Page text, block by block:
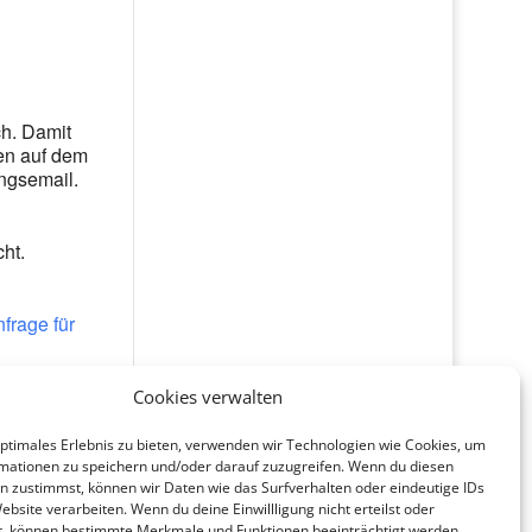
Cookies verwalten
Erlebnis zu bieten, verwenden wir Technologien wie Cookies, um
zu speichern und/oder darauf zuzugreifen. Wenn du diesen
zustimmst, können wir Daten wie das Surfverhalten oder eindeutige IDs
verarbeiten. Wenn du deine Einwillligung nicht erteilst oder
Damit
auf dem
für